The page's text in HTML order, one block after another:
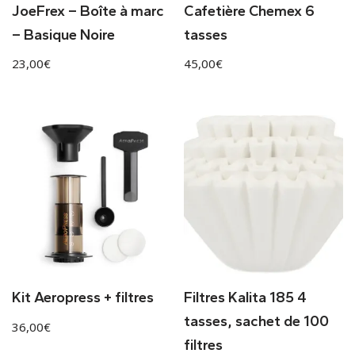
JoeFrex – Boîte à marc
– Basique Noire
23,00€
Cafetière Chemex 6
tasses
45,00€
Kit Aeropress + filtres
36,00€
Filtres Kalita 185 4
tasses, sachet de 100
filtres